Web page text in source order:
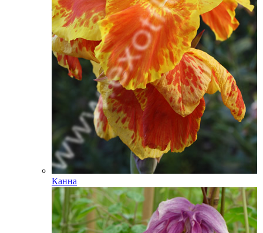
Канна